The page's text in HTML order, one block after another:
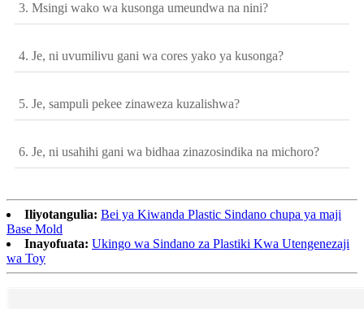
3. Msingi wako wa kusonga umeundwa na nini?
4. Je, ni uvumilivu gani wa cores yako ya kusonga?
5. Je, sampuli pekee zinaweza kuzalishwa?
6. Je, ni usahihi gani wa bidhaa zinazosindika na michoro?
Iliyotangulia: Bei ya Kiwanda Plastic Sindano chupa ya maji
Base Mold
Inayofuata: Ukingo wa Sindano za Plastiki Kwa Utengenezaji
wa Toy